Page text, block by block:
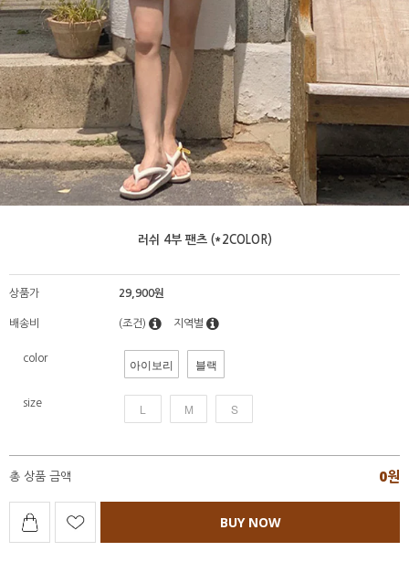
러쉬 4부 팬츠 (*2COLOR)
상품가 29,900원
배송비 (조건) 지역별
color 아이보리 블랙
size L M S
총 상품 금액 0원
BUY NOW